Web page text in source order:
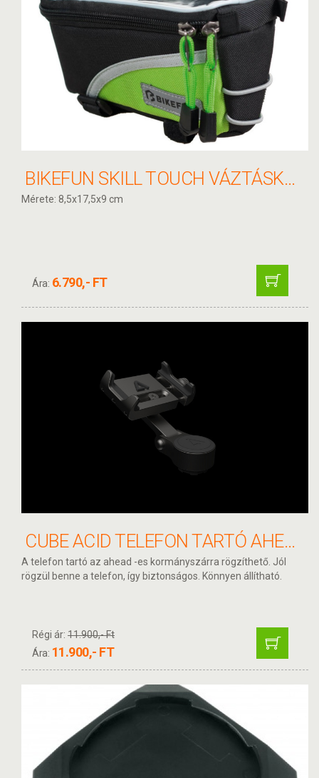
BIKEFUN SKILL TOUCH VÁZTÁSKA TELEFONTARTÓVAL - K15295
Mérete: 8,5x17,5x9 cm
Ára: 6.790,- FT
CUBE ACID TELEFON TARTÓ AHEAD
A telefon tartó az ahead -es kormányszárra rögzíthető. Jól
rögzül benne a telefon, így biztonságos. Könnyen állítható.
Régi ár: 11.900,- Ft
Ára: 11.900,- FT